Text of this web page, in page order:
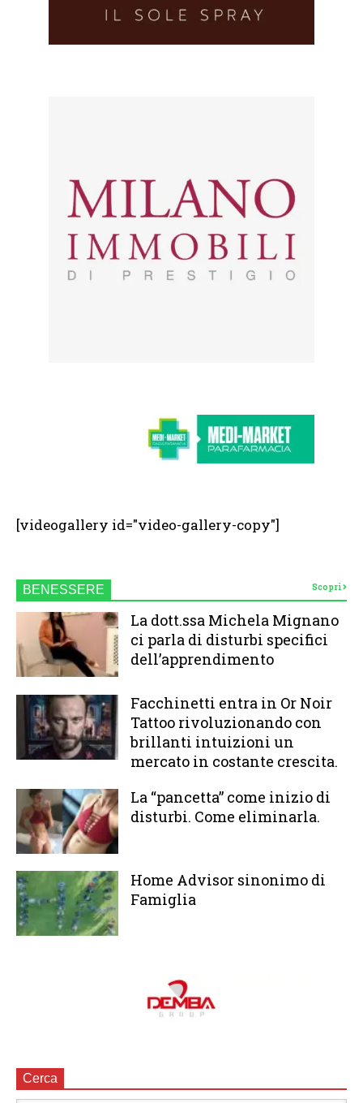
[videogallery id="video-gallery-copy"]
BENESSERE Scopri
La dott.ssa Michela Mignano
ci parla di disturbi specifici
dell’apprendimento
Facchinetti entra in Or Noir
Tattoo rivoluzionando con
brillanti intuizioni un
mercato in costante crescita.
La “pancetta” come inizio di
disturbi. Come eliminarla.
Home Advisor sinonimo di
Famiglia
Cerca